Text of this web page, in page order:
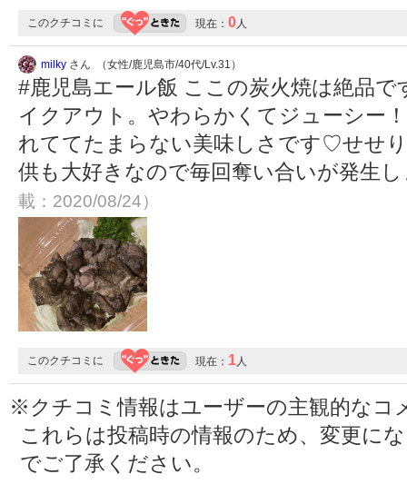
このクチコミに 現在： 0 人
milky さん （女性/鹿児島市/40代/Lv.31）
#鹿児島エール飯 ここの炭火焼は絶品
イクアウト。やわらかくてジューシー
れててたまらない美味しさです♡せせ
供も大好きなので毎回奪い合いが発生
載：2020/08/24）
このクチコミに 現在： 1 人
※クチコミ情報はユーザーの主観的なコ
これらは投稿時の情報のため、変更に
でご了承ください。